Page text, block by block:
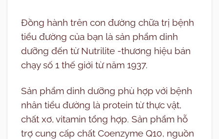
Đồng hành trên con đường chữa trị bệnh
tiểu đường của bạn là sản phẩm dinh
dưỡng đến từ Nutrilite -thương hiệu bán
chạy số 1 thế giới từ năm 1937.
Sản phẩm dinh dưỡng phù hợp với bệnh
nhân tiểu đường là protein từ thực vật,
chất xơ, vitamin tổng hợp. Sản phẩm hỗ
trợ cung cấp chất Coenzyme Q10, nguồn